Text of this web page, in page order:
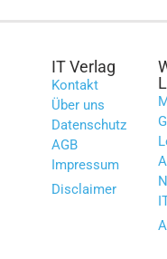
IT Verlag
Kontakt
Über uns
Datenschutz
AGB
Impressum
Disclaimer